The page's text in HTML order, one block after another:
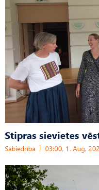
Stipras sievietes
Sabiedrība 03:00, 1. Aug,